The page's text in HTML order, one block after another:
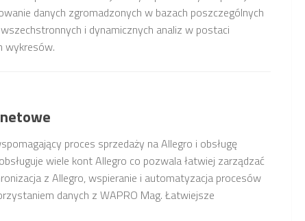
danych zgromadzonych w bazach poszczególnych
i dynamicznych analiz w postaci
wykresów.
proces sprzedaży na Allegro i obsługę
wiele kont Allegro co pozwala łatwiej zarządzać
z Allegro, wspieranie i automatyzacja procesów
danych z WAPRO Mag. Łatwiejsze